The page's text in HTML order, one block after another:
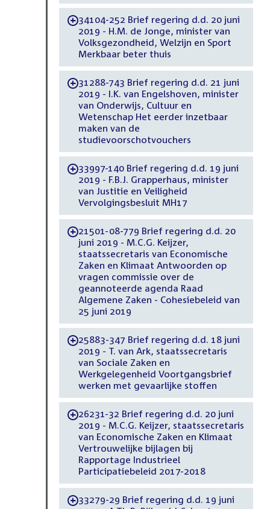
-34104-252 Brief regering d.d. 20 juni
2019 - H.M. de Jonge, minister van
Volksgezondheid, Welzijn en Sport
Merkbaar beter thuis
-31288-743 Brief regering d.d. 21 juni
2019 - I.K. van Engelshoven, minister
van Onderwijs, Cultuur en
Wetenschap Het eerder inzetbaar
maken van de
studievoorschotvouchers
-33997-140 Brief regering d.d. 19 juni
2019 - F.B.J. Grapperhaus, minister
van Justitie en Veiligheid
Vervolgingsbesluit MH17
-21501-08-779 Brief regering d.d. 20
juni 2019 - M.C.G. Keijzer,
staatssecretaris van Economische
Zaken en Klimaat Antwoorden op
vragen commissie over de
geannoteerde agenda Raad
Algemene Zaken - Cohesiebeleid van
25 juni 2019
-25883-347 Brief regering d.d. 18 juni
2019 - T. van Ark, staatssecretaris
van Sociale Zaken en
Werkgelegenheid Voortgangsbrief
werken met gevaarlijke stoffen
-26231-32 Brief regering d.d. 20 juni
2019 - M.C.G. Keijzer, staatssecretaris
van Economische Zaken en Klimaat
Vertrouwelijke bijlagen bij
Rapportage Industrieel
Participatiebeleid 2017-2018
-33279-29 Brief regering d.d. 19 juni